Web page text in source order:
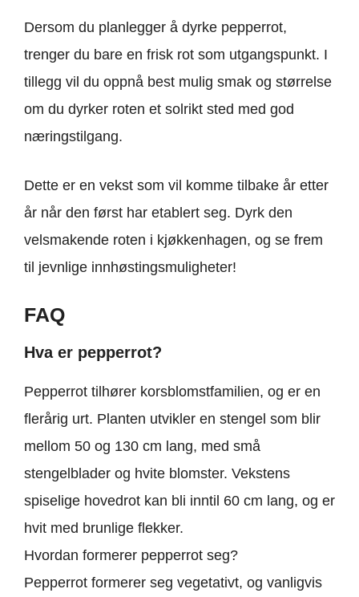
Dersom du planlegger å dyrke pepperrot,
trenger du bare en frisk rot som utgangspunkt. I
tillegg vil du oppnå best mulig smak og størrelse
om du dyrker roten et solrikt sted med god
næringstilgang.
Dette er en vekst som vil komme tilbake år etter
år når den først har etablert seg. Dyrk den
velsmakende roten i kjøkkenhagen, og se frem
til jevnlige innhøstingsmuligheter!
FAQ
Hva er pepperrot?
Pepperrot tilhører korsblomstfamilien, og er en
flerårig urt. Planten utvikler en stengel som blir
mellom 50 og 130 cm lang, med små
stengelblader og hvite blomster. Vekstens
spiselige hovedrot kan bli inntil 60 cm lang, og er
hvit med brunlige flekker.
Hvordan formerer pepperrot seg?
Pepperrot formerer seg vegetativt, og vanligvis